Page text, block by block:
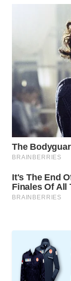
KELISTRIKAN
MAWAKA
MARTABAT
NET
PLN
WATCH
MKLI
LKKI
KOPEKLIN